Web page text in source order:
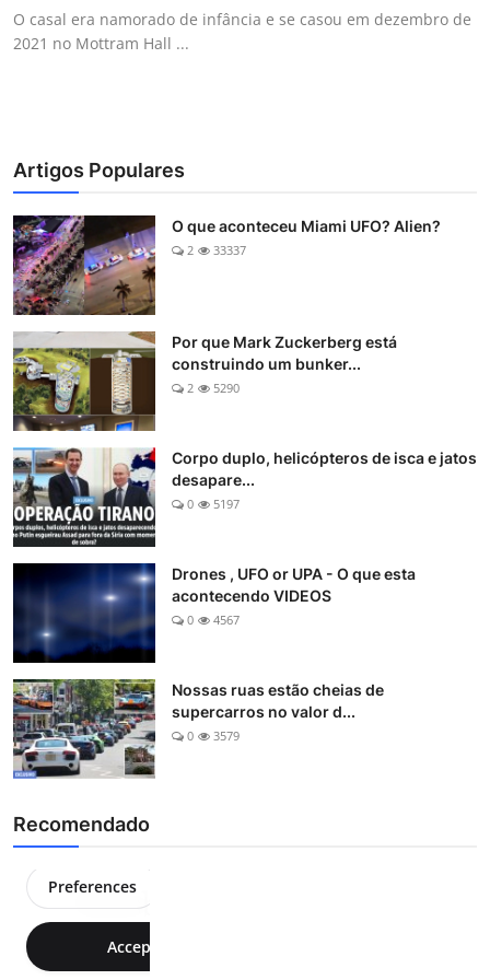
O casal era namorado de infância e se casou em dezembro de
2021 no Mottram Hall ...
Artigos Populares
O que aconteceu Miami UFO? Alien?
2 33337
Por que Mark Zuckerberg está
construindo um bunker...
2 5290
Corpo duplo, helicópteros de isca e jatos
desapare...
0 5197
Drones , UFO or UPA - O que esta
acontecendo VIDEOS
0 4567
Nossas ruas estão cheias de
supercarros no valor d...
0 3579
Recomendado